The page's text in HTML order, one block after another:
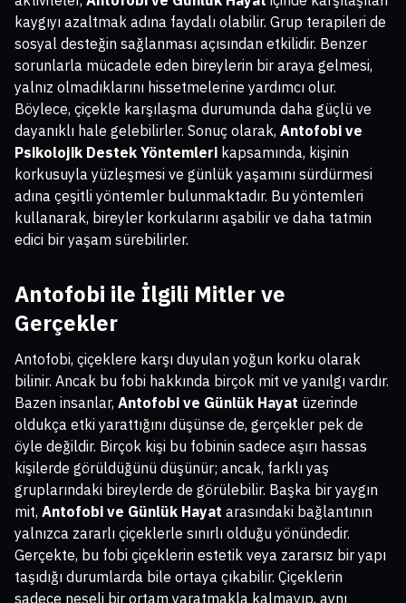
kaygıyı azaltmak adına faydalı olabilir. Grup terapileri de
sosyal desteğin sağlanması açısından etkilidir. Benzer
sorunlarla mücadele eden bireylerin bir araya gelmesi,
yalnız olmadıklarını hissetmelerine yardımcı olur.
Böylece, çiçekle karşılaşma durumunda daha güçlü ve
dayanıklı hale gelebilirler. Sonuç olarak, Antofobi ve
Psikolojik Destek Yöntemleri kapsamında, kişinin
korkusuyla yüzleşmesi ve günlük yaşamını sürdürmesi
adına çeşitli yöntemler bulunmaktadır. Bu yöntemleri
kullanarak, bireyler korkularını aşabilir ve daha tatmin
edici bir yaşam sürebilirler.
Antofobi ile İlgili Mitler ve
Gerçekler
Antofobi, çiçeklere karşı duyulan yoğun korku olarak
bilinir. Ancak bu fobi hakkında birçok mit ve yanılgı vardır.
Bazen insanlar, Antofobi ve Günlük Hayat üzerinde
oldukça etki yarattığını düşünse de, gerçekler pek de
öyle değildir. Birçok kişi bu fobinin sadece aşırı hassas
kişilerde görüldüğünü düşünür; ancak, farklı yaş
gruplarındaki bireylerde de görülebilir. Başka bir yaygın
mit, Antofobi ve Günlük Hayat arasındaki bağlantının
yalnızca zararlı çiçeklerle sınırlı olduğu yönündedir.
Gerçekte, bu fobi çiçeklerin estetik veya zararsız bir yapı
taşıdığı durumlarda bile ortaya çıkabilir. Çiçeklerin
sadece neşeli bir ortam yaratmakla kalmayıp, aynı